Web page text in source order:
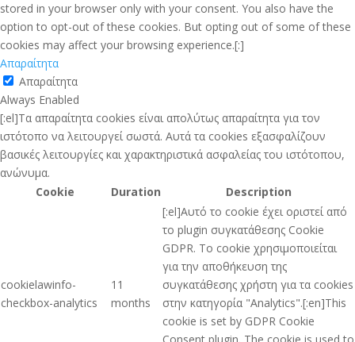
stored in your browser only with your consent. You also have the
option to opt-out of these cookies. But opting out of some of these
cookies may affect your browsing experience.[:]
Απαραίτητα
Απαραίτητα
Always Enabled
[:el]Τα απαραίτητα cookies είναι απολύτως απαραίτητα για τον
ιστότοπο να λειτουργεί σωστά. Αυτά τα cookies εξασφαλίζουν
βασικές λειτουργίες και χαρακτηριστικά ασφαλείας του ιστότοπου,
ανώνυμα.
Cookie
Duration Description
cookielawinfo-
checkbox-analytics
11
months
[:el]Αυτό το cookie έχει οριστεί από
το plugin συγκατάθεσης Cookie
GDPR. Το cookie χρησιμοποιείται
για την αποθήκευση της
συγκατάθεσης χρήστη για τα cookies
στην κατηγορία "Analytics".[:en]This
cookie is set by GDPR Cookie